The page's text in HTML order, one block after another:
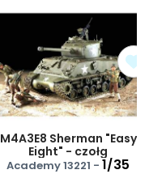
M4A3E8 Sherman "Easy
Eight" - czołg
amerykański
Academy 13221 - 1/35